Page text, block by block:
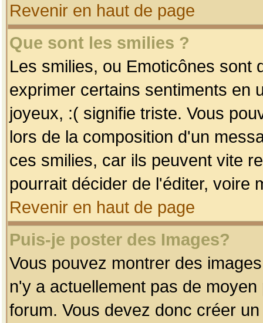
Revenir en haut de page
Que sont les smilies ?
Les smilies, ou Emoticônes sont
exprimer certains sentiments en
joyeux, :( signifie triste. Vous
lors de la composition d'un
ces smilies, car ils peuvent vite
pourrait décider de l'éditer, voire
Revenir en haut de page
Puis-je poster des Images?
Vous pouvez montrer des
n'y a actuellement pas de
forum. Vous devez donc créer